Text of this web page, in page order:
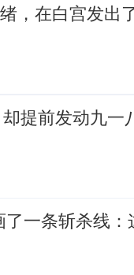
，在白宫发出
提前发动九一
一条斩杀线：